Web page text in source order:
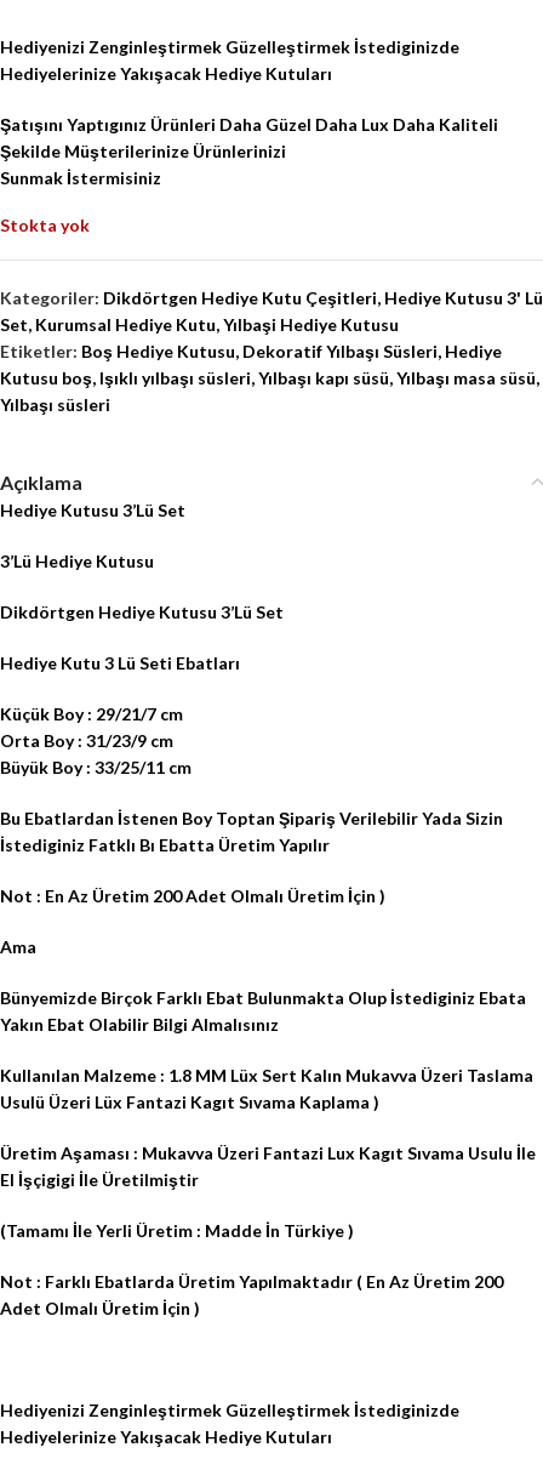
Hediyenizi Zenginleştirmek Güzelleştirmek İstediginizde
Hediyelerinize Yakışacak Hediye Kutuları
Şatışını Yaptıgınız Ürünleri Daha Güzel Daha Lux Daha Kaliteli
Şekilde Müşterilerinize Ürünlerinizi
Sunmak İstermisiniz
Stokta yok
Kategoriler: Dikdörtgen Hediye Kutu Çeşitleri, Hediye Kutusu 3' Lü
Set, Kurumsal Hediye Kutu,Yılbaşi Hediye Kutusu
Etiketler: Boş Hediye Kutusu, Dekoratif Yılbaşı Süsleri, Hediye
Kutusu boş, Işıklı yılbaşı süsleri,Yılbaşı kapı süsü,Yılbaşı masa süsü,
Yılbaşı süsleri
Açıklama
Hediye Kutusu 3’Lü Set
3’Lü Hediye Kutusu
Dikdörtgen Hediye Kutusu 3’Lü Set
Hediye Kutu 3 Lü Seti Ebatları
Küçük Boy : 29/21/7 cm
Orta Boy : 31/23/9 cm
Büyük Boy : 33/25/11 cm
Bu Ebatlardan İstenen Boy Toptan Şipariş Verilebilir Yada Sizin
İstediginiz Fatklı Bı Ebatta Üretim Yapılır
Not : En Az Üretim 200 Adet Olmalı Üretim İçin )
Ama
Bünyemizde Birçok Farklı Ebat Bulunmakta Olup İstediginiz Ebata
Yakın Ebat Olabilir Bilgi Almalısınız
Kullanılan Malzeme : 1.8 MM Lüx Sert Kalın Mukavva Üzeri Taslama
Usulü Üzeri Lüx Fantazi Kagıt Sıvama Kaplama )
Üretim Aşaması : Mukavva Üzeri Fantazi Lux Kagıt Sıvama Usulu İle
El İşçigigi İle Üretilmiştir
(Tamamı İle Yerli Üretim : Madde İn Türkiye )
Not : Farklı Ebatlarda Üretim Yapılmaktadır ( En Az Üretim 200
Adet Olmalı Üretim İçin )
Hediyenizi Zenginleştirmek Güzelleştirmek İstediginizde
Hediyelerinize Yakışacak Hediye Kutuları